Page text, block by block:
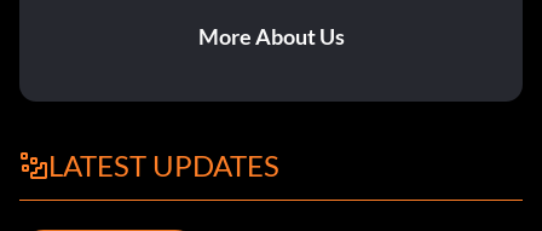
More About Us
LATEST UPDATES